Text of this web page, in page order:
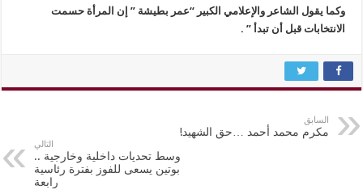
وكما يقول الشاعر والإعلامي الكبير “عمر بطيشة ” إن المرأة حسمت
الانتخابات قبل أن تبدأ ” .
السابق
مكرم محمد أحمد …حق الشهيد!
التالي
وسط تحديات داخلية وخارجية ..
بوتين يسعى للفوز بفترة رئاسية
رابعة